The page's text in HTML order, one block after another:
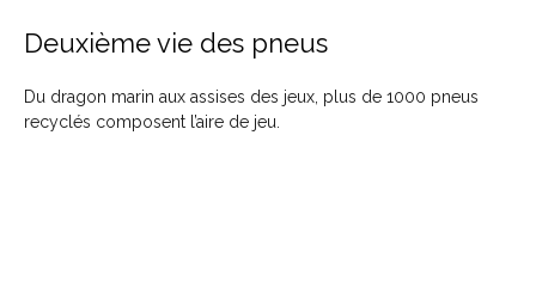
Deuxième vie des pneus
Du dragon marin aux assises des jeux, plus de 1000 pneus
recyclés composent l’aire de jeu.